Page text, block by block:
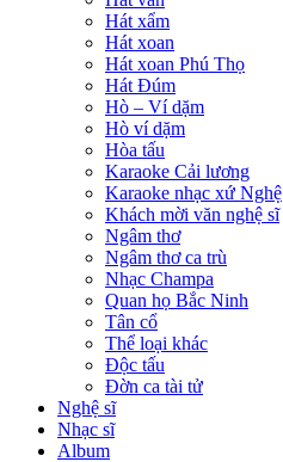
Hát xẩm
Hát xoan
Hát xoan Phú Thọ
Hát Đúm
Hò – Ví dặm
Hò ví dặm
Hòa tấu
Karaoke Cải lương
Karaoke nhạc xứ Nghệ
Khách mời văn nghệ sĩ
Ngâm thơ
Ngâm thơ ca trù
Nhạc Champa
Quan họ Bắc Ninh
Tân cổ
Thể loại khác
Độc tấu
Đờn ca tài tử
Nghệ sĩ
Nhạc sĩ
Album